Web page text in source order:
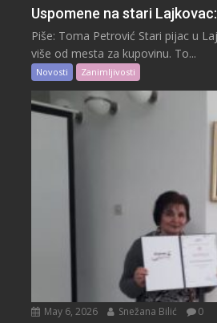
Uspomene na stari
Piše: Toma Petrović Stari pijac u
više od mesta za kupovinu. To...
Novosti Zanimljivosti
May 6, 2026 Snežana Bilić 0